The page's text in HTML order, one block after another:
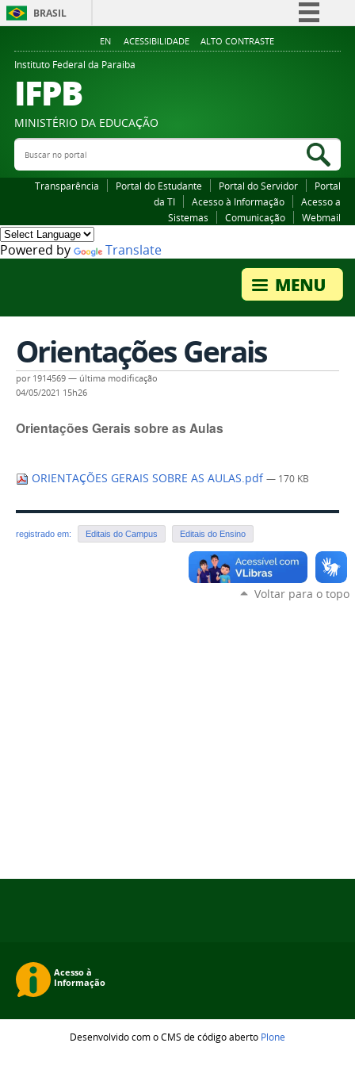
BRASIL
Simplifique!
Legislação
EN ACESSIBILIDADE ALTO CONTRASTE
Instituto Federal da Paraiba
IFPB
MINISTÉRIO DA EDUCAÇÃO
Buscar no portal
Transparência Portal do Estudante Portal do Servidor
Portal
da TI
Acesso à Informação
Acesso a
Sistemas
Comunicação Webmail
Powered by Translate
Orientações Gerais
por 1914569 — última modificação
04/05/2021 15h26
Orientações Gerais sobre as Aulas
ORIENTAÇÕES GERAIS SOBRE AS AULAS.pdf — 170 KB
registrado em: Editais do Campus Editais do Ensino
Voltar para o topo
Desenvolvido com o CMS de código aberto Plone